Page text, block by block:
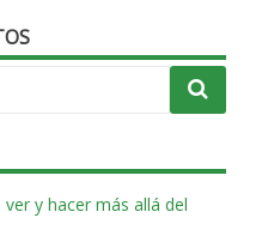
y hacer más allá del